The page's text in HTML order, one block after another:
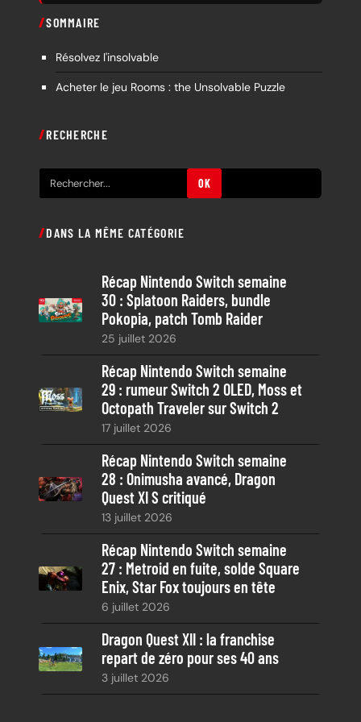
SOMMAIRE
Résolvez l'insolvable
Acheter le jeu Rooms : the Unsolvable Puzzle
RECHERCHE
e
h
c
h
OK
DANS LA MÊME CATÉGORIE
Récap Nintendo Switch semaine
30 : Splatoon Raiders, bundle
Pokopia, patch Tomb Raider
25 juillet 2026
Récap Nintendo Switch semaine
29 : rumeur Switch 2 OLED, Moss et
Octopath Traveler sur Switch 2
17 juillet 2026
Récap Nintendo Switch semaine
28 : Onimusha avancé, Dragon
Quest XI S critiqué
13 juillet 2026
Récap Nintendo Switch semaine
27 : Metroid en fuite, solde Square
Enix, Star Fox toujours en tête
6 juillet 2026
Dragon Quest XII : la franchise
repart de zéro pour ses 40 ans
3 juillet 2026